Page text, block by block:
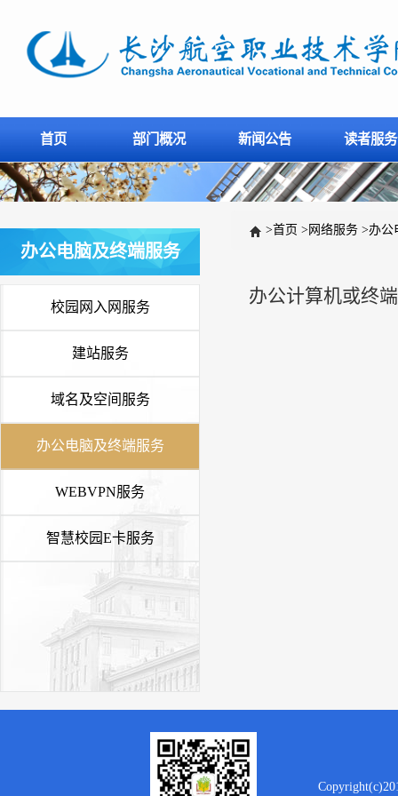
首页 部门概况 新闻公告 读者服务
>首页 >网络服务 >办公
办公计算机或终端
办公电脑及终端服务
校园网入网服务
建站服务
域名及空间服务
办公电脑及终端服务
WEBVPN服务
智慧校园E卡服务